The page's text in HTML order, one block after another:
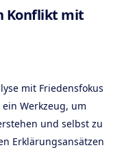
Konflikt mit
mit Friedensfokus
Werkzeug, um
und selbst zu
Erklärungsansätzen